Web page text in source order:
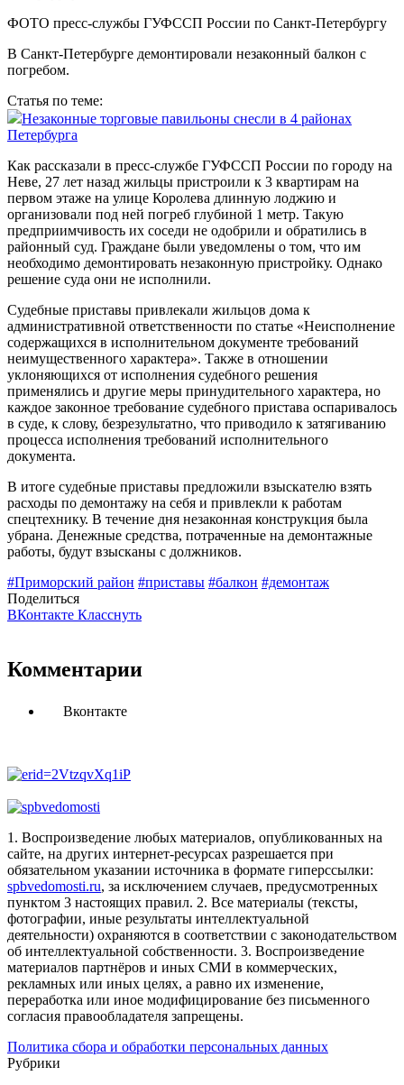
ФОТО пресс-службы ГУФССП России по Санкт-Петербургу
В Санкт-Петербурге демонтировали незаконный балкон с
погребом.
Статья по теме:
Незаконные торговые павильоны снесли в 4 районах
Петербурга
Как рассказали в пресс-службе ГУФССП России по городу на
Неве, 27 лет назад жильцы пристроили к 3 квартирам на
первом этаже на улице Королева длинную лоджию и
организовали под ней погреб глубиной 1 метр. Такую
предприимчивость их соседи не одобрили и обратились в
районный суд. Граждане были уведомлены о том, что им
необходимо демонтировать незаконную пристройку. Однако
решение суда они не исполнили.
Судебные приставы привлекали жильцов дома к
административной ответственности по статье «Неисполнение
содержащихся в исполнительном документе требований
неимущественного характера». Также в отношении
уклоняющихся от исполнения судебного решения
применялись и другие меры принудительного характера, но
каждое законное требование судебного пристава оспаривалось
в суде, к слову, безрезультатно, что приводило к затягиванию
процесса исполнения требований исполнительного
документа.
В итоге судебные приставы предложили взыскателю взять
расходы по демонтажу на себя и привлекли к работам
спецтехнику. В течение дня незаконная конструкция была
убрана. Денежные средства, потраченные на демонтажные
работы, будут взысканы с должников.
#Приморский район #приставы #балкон #демонтаж
Поделиться
ВКонтакте Класснуть
Комментарии
Вконтакте
1. Воспроизведение любых материалов, опубликованных на
сайте, на других интернет-ресурсах разрешается при
обязательном указании источника в формате гиперссылки:
spbvedomosti.ru, за исключением случаев, предусмотренных
пунктом 3 настоящих правил. 2. Все материалы (тексты,
фотографии, иные результаты интеллектуальной
деятельности) охраняются в соответствии с законодательством
об интеллектуальной собственности. 3. Воспроизведение
материалов партнёров и иных СМИ в коммерческих,
рекламных или иных целях, а равно их изменение,
переработка или иное модифицирование без письменного
согласия правообладателя запрещены.
Политика сбора и обработки персональных данных
Рубрики